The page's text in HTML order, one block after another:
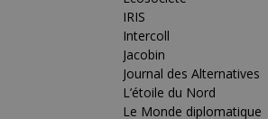
IRIS
Intercoll
Jacobin
Journal des Alternatives
L’étoile du Nord
Le Monde diplomatique